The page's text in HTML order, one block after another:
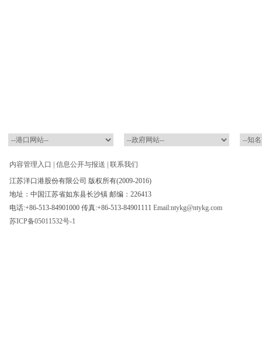
内容管理入口 信息公开与报送
联系我们
江苏洋口港股份有限公司 版权所有(2009-2016)
地址：中国江苏省如东县长沙镇 邮编：226413
电话:+86-513-84901000 传真:+86-513-84901111 Email:ntykg@ntykg.com
苏ICP备05011532号-1